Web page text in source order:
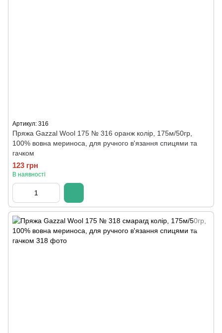
Артикул: 316
Пряжа Gazzal Wool 175 № 316 оранж колір, 175м/50гр,
100% вовна мериноса, для ручного в'язання спицями та
гачком
123 грн
В наявності